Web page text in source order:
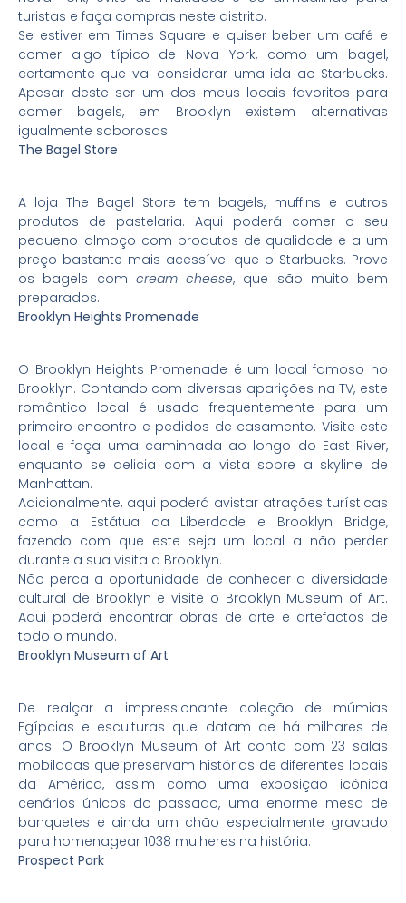
turistas e faça compras neste distrito.
Se estiver em Times Square e quiser beber um café e
comer algo típico de Nova York, como um bagel,
certamente que vai considerar uma ida ao Starbucks.
Apesar deste ser um dos meus locais favoritos para
comer bagels, em Brooklyn existem alternativas
igualmente saborosas.
The Bagel Store
A loja The Bagel Store tem bagels, muffins e outros
produtos de pastelaria. Aqui poderá comer o seu
pequeno-almoço com produtos de qualidade e a um
preço bastante mais acessível que o Starbucks. Prove
os bagels com cream cheese, que são muito bem
preparados.
Brooklyn Heights Promenade
O Brooklyn Heights Promenade é um local famoso no
Brooklyn. Contando com diversas aparições na TV, este
romântico local é usado frequentemente para um
primeiro encontro e pedidos de casamento. Visite este
local e faça uma caminhada ao longo do East River,
enquanto se delicia com a vista sobre a skyline de
Manhattan.
Adicionalmente, aqui poderá avistar atrações turísticas
como a Estátua da Liberdade e Brooklyn Bridge,
fazendo com que este seja um local a não perder
durante a sua visita a Brooklyn.
Não perca a oportunidade de conhecer a diversidade
cultural de Brooklyn e visite o Brooklyn Museum of Art.
Aqui poderá encontrar obras de arte e artefactos de
todo o mundo.
Brooklyn Museum of Art
De realçar a impressionante coleção de múmias
Egípcias e esculturas que datam de há milhares de
anos. O Brooklyn Museum of Art conta com 23 salas
mobiladas que preservam histórias de diferentes locais
da América, assim como uma exposição icónica
cenários únicos do passado, uma enorme mesa de
banquetes e ainda um chão especialmente gravado
para homenagear 1038 mulheres na história.
Prospect Park